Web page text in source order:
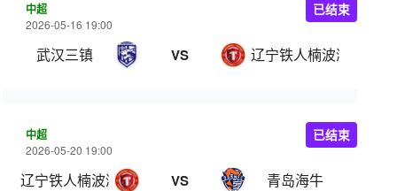
中超
2026-05-16 19:00
武汉三镇 VS 辽宁铁人楠波湾
已结束
中超
2026-05-20 19:00
辽宁铁人楠波湾 VS 青岛海牛
已结束